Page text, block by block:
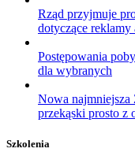
Rząd przyjmuje
dotyczące
Postępowania
dla wybranych
Nowa najmniejsza
przekąski prosto z
Szkolenia